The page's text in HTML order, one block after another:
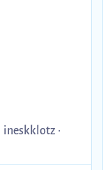
ineskklotz •